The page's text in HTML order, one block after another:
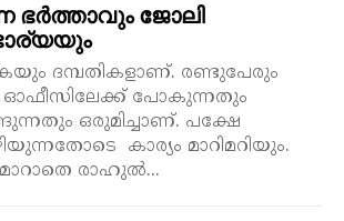
ഭർത്താവും ജോലി
ദമ്പതികളാണ്. രണ്ടുപേരും
ഓഫീസിലേക്ക് പോകുന്നതും
ഒരുമിച്ചാണ്. പക്ഷേ
കാര്യം മാറിമറിയും.
രാഹുൽ...